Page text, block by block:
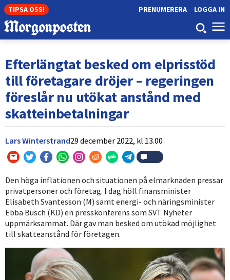
TIPSA OSS! LOGGA IN
PRENUMERERA
Efterlängtat besked om elprisstöd
till företagare dröjer – regeringen
föreslår nu utökat anstånd med
skatteinbetalningar
Lars Winterstrand29 december 2022, kl 13.00
Den höga inflationen och situationen på elmarknaden pressar
privatpersoner och företag. I dag höll finansminister
Elisabeth Svantesson (M) samt energi- och näringsminister
Ebba Busch (KD) en presskonferens som SVT Nyheter
uppmärksammat. Där gav man besked om utökad möjlighet
till skatteanstånd för företagen.